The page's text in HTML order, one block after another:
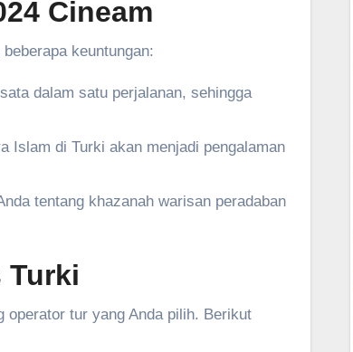
Cineam
keuntungan:
dalam satu perjalanan, sehingga
Islam di Turki akan menjadi pengalaman
tentang khazanah warisan peradaban
Turki
operator tur yang Anda pilih. Berikut